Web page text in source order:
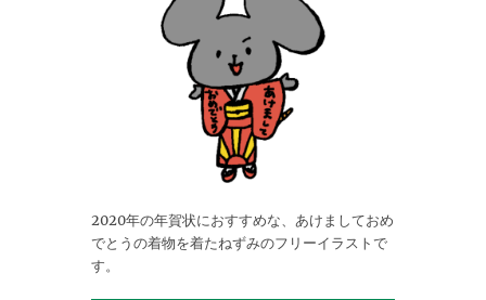
2020年の年賀状におすすめな、あけましておめ
でとうの着物を着たねずみのフリーイラストで
す。